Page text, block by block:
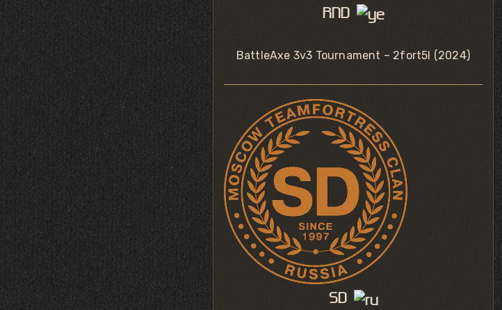
RND
BattleAxe 3v3 Tournament – 2fort5l (2024)
SD